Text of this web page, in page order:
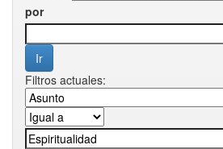
por
Filtros actuales: